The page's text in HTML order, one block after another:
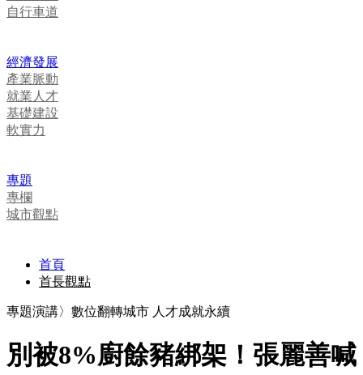
自行車道
經濟發展
產業脈動
就業人才
基礎建設
軟實力
專題
專欄
城市觀點
首頁
首長觀點
專題演講〉數位翻轉城市 人才成就永續
別被8%廚餘豬綁架！張麗善喊